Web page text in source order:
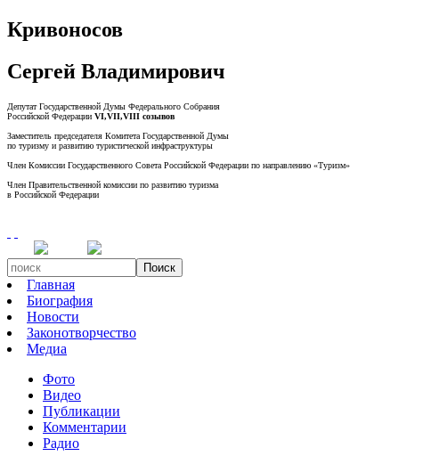
Кривоносов
Сергей Владимирович
Депутат Государственной Думы Федерального Собрания
Российской Федерации VI,VII,VIII созывов
Заместитель председателя Комитета Государственной Думы
по туризму и развитию туристической инфраструктуры
Член Комиссии Государственного Совета Российской Федерации по направлению «Туризм»
Член Правительственной комиссии по развитию туризма
в Российской Федерации
Поиск
Главная
Биография
Новости
Законотворчество
Медиа
Фото
Видео
Публикации
Комментарии
Радио